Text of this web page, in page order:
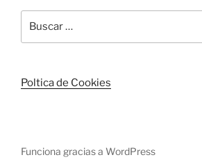
por:
Poltica de Cookies
Funciona gracias a WordPress